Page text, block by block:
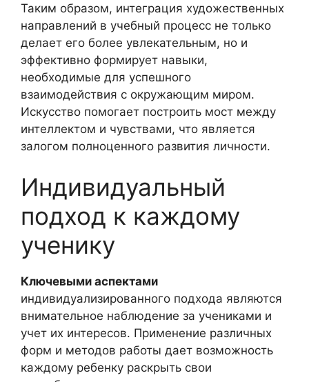
Таким образом, интеграция художественных
направлений в учебный процесс не только
делает его более увлекательным, но и
эффективно формирует навыки,
необходимые для успешного
взаимодействия с окружающим миром.
Искусство помогает построить мост между
интеллектом и чувствами, что является
залогом полноценного развития личности.
Индивидуальный
подход к каждому
ученику
Ключевыми аспектами
индивидуализированного подхода являются
внимательное наблюдение за учениками и
учет их интересов. Применение различных
форм и методов работы дает возможность
каждому ребенку раскрыть свои